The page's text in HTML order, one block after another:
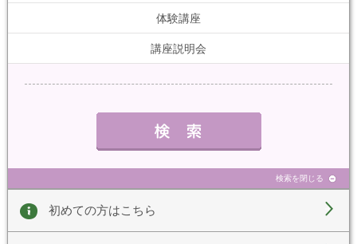
体験講座
講座説明会
検索を閉じる
初めての方はこちら